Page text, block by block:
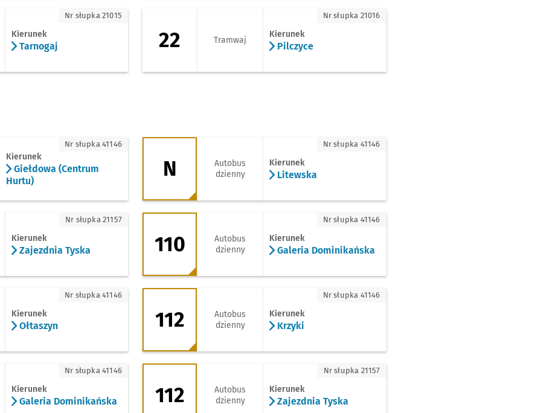
Kierunek
Tarnogaj
Nr słupka 21015
22 Tramwaj
Kierunek
Pilczyce
Nr słupka 21016
(Centrum Hurtu)
Kierunek
Giełdowa (Centrum
Hurtu)
Nr słupka 41146 N - kierunek Litewska
N
Autobus
dzienny
Kierunek
Litewska
Nr słupka 41146
Tyska
Kierunek
Zajezdnia Tyska
Nr słupka 21157 110 - kierunek Galeria Dominikańska
110
Autobus
dzienny
Kierunek
Galeria Dominikańska
Nr słupka 41146
Kierunek
Ołtaszyn
Nr słupka 41146 112 - kierunek Krzyki
112
Autobus
dzienny
Kierunek
Krzyki
Nr słupka 41146
Dominikańska
Kierunek
Galeria Dominikańska
Nr słupka 41146 112 - kierunek Zajezdnia Tyska
112
Autobus
dzienny
Kierunek
Zajezdnia Tyska
Nr słupka 21157